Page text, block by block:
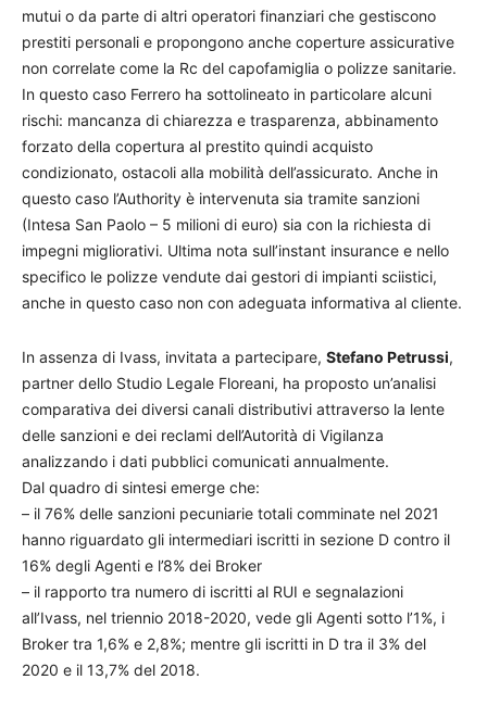
mutui o da parte di altri operatori finanziari che gestiscono
prestiti personali e propongono anche coperture assicurative
non correlate come la Rc del capofamiglia o polizze sanitarie.
In questo caso Ferrero ha sottolineato in particolare alcuni
rischi: mancanza di chiarezza e trasparenza, abbinamento
forzato della copertura al prestito quindi acquisto
condizionato, ostacoli alla mobilità dell’assicurato. Anche in
questo caso l’Authority è intervenuta sia tramite sanzioni
(Intesa San Paolo – 5 milioni di euro) sia con la richiesta di
impegni migliorativi. Ultima nota sull’instant insurance e nello
specifico le polizze vendute dai gestori di impianti sciistici,
anche in questo caso non con adeguata informativa al cliente.
In assenza di Ivass, invitata a partecipare, Stefano Petrussi,
partner dello Studio Legale Floreani, ha proposto un’analisi
comparativa dei diversi canali distributivi attraverso la lente
delle sanzioni e dei reclami dell’Autorità di Vigilanza
analizzando i dati pubblici comunicati annualmente.
Dal quadro di sintesi emerge che:
– il 76% delle sanzioni pecuniarie totali comminate nel 2021
hanno riguardato gli intermediari iscritti in sezione D contro il
16% degli Agenti e l’8% dei Broker
– il rapporto tra numero di iscritti al RUI e segnalazioni
all’Ivass, nel triennio 2018-2020, vede gli Agenti sotto l’1%, i
Broker tra 1,6% e 2,8%; mentre gli iscritti in D tra il 3% del
2020 e il 13,7% del 2018.